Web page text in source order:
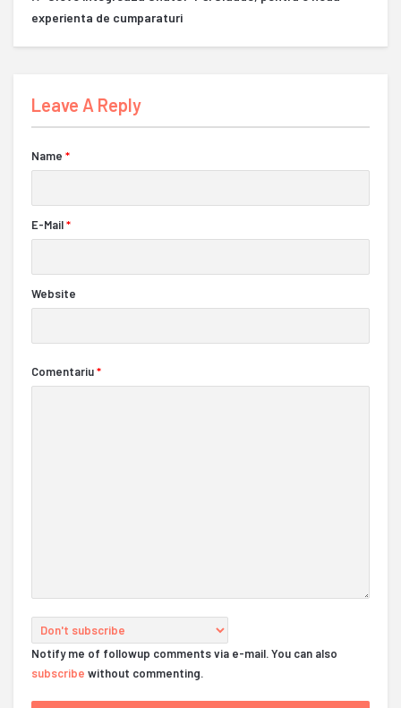
experienta de cumparaturi
Leave A Reply
Name *
E-Mail*
Website
Comentariu*
Notify me of followup comments via e-mail. You can also
subscribe without commenting.